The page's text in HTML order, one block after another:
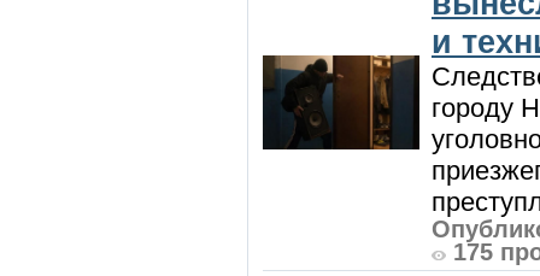
и
городу
175